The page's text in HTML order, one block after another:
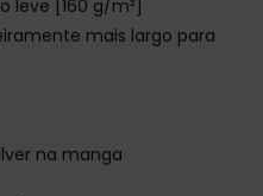
leve [160 g/m²]
mais largo para
na manga